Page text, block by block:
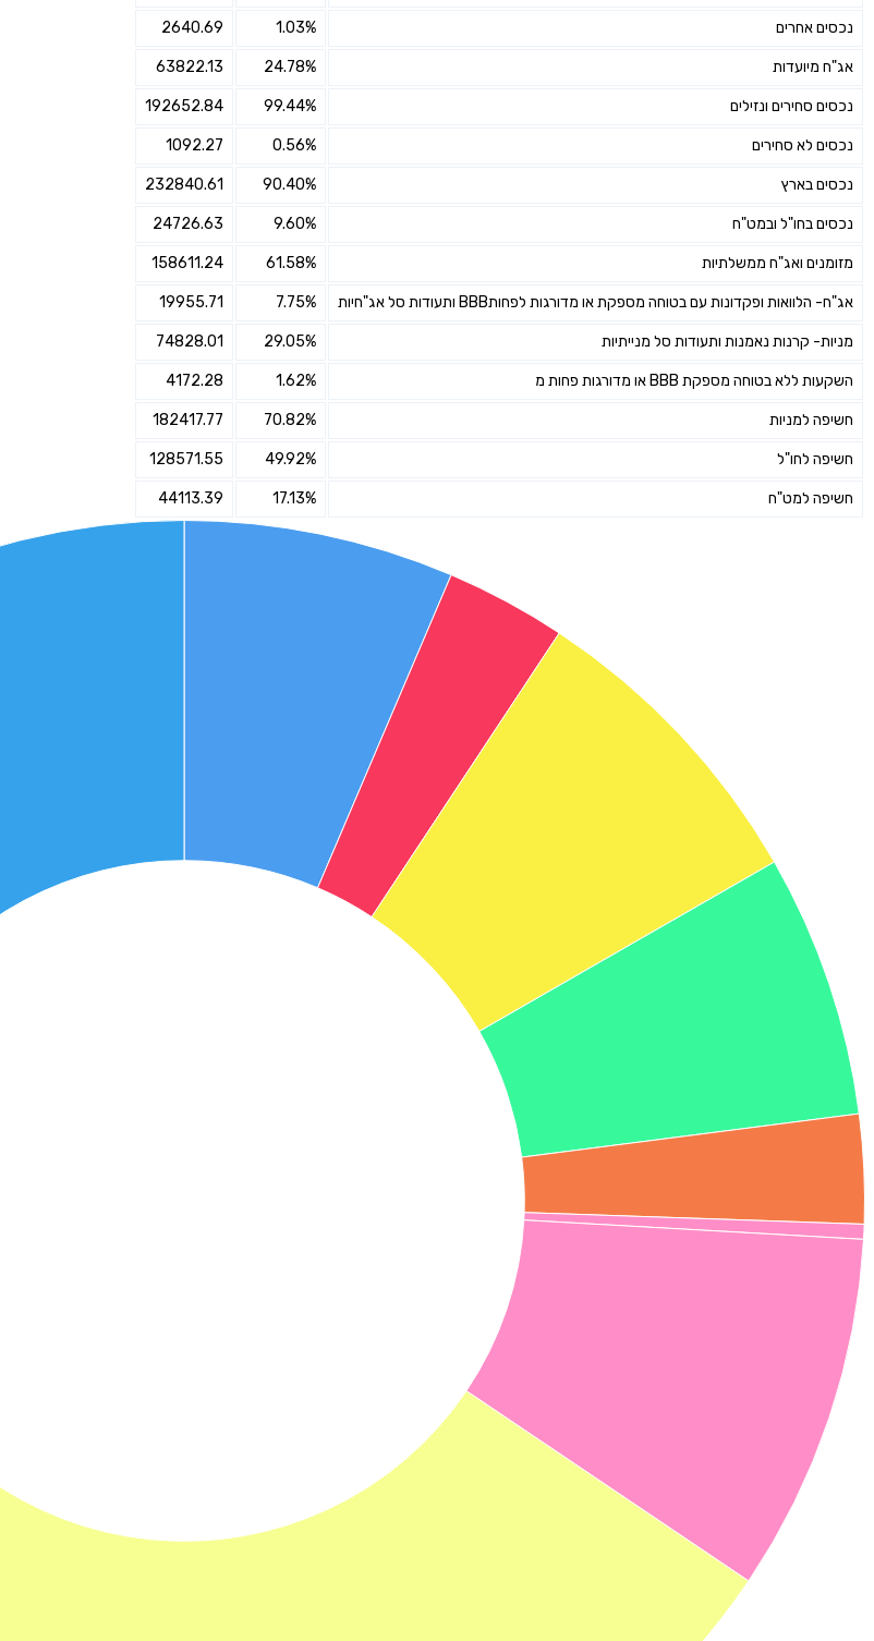
נכסים אחרים 1.03%
2640.69
אג"ח מיועדות 24.78%
63822.13
נכסים סחירים ונזילים 99.44%
192652.84
נכסים לא סחירים 0.56%
1092.27
נכסים בארץ 90.40%
232840.61
נכסים בחו"ל ובמט"ח 9.60%
24726.63
מזומנים ואג"ח ממשלתיות 61.58%
158611.24
אג"ח- הלוואות ופקדונות עם בטוחה מספקת או מדורגות לפחותBBB ותעודות סל אג"חיות 7.75%
19955.71
מניות- קרנות נאמנות ותעודות סל מנייתיות 29.05%
74828.01
השקעות ללא בטוחה מספקת BBB או מדורגות פחות מ 1.62%
4172.28
חשיפה למניות 70.82%
182417.77
חשיפה לחו"ל 49.92%
128571.55
חשיפה למט"ח 17.13%
44113.39
היכן מנוהל החיסכון?
סכום חיסכון בקרן
אני מאשר את תנאיי השימוש והפרטיות של האתר
מאשר כי פרטיי ישמשו לקבלת פניות והצעות שיווקיות למוצרים
שליחה
חיפוש